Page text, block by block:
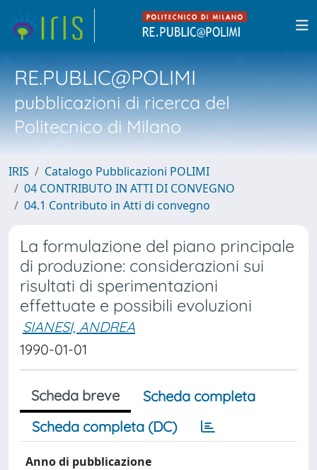
RE.PUBLIC@POLIMI
pubblicazioni di ricerca del
Politecnico di Milano
IRIS
Catalogo Pubblicazioni POLIMI
04 CONTRIBUTO IN ATTI DI CONVEGNO
04.1 Contributo in Atti di convegno
La formulazione del piano principale
di produzione: considerazioni sui
risultati di sperimentazioni
effettuate e possibili evoluzioni
SIANESI, ANDREA
1990-01-01
Scheda breve
Scheda completa
Scheda completa (DC)
Anno di pubblicazione